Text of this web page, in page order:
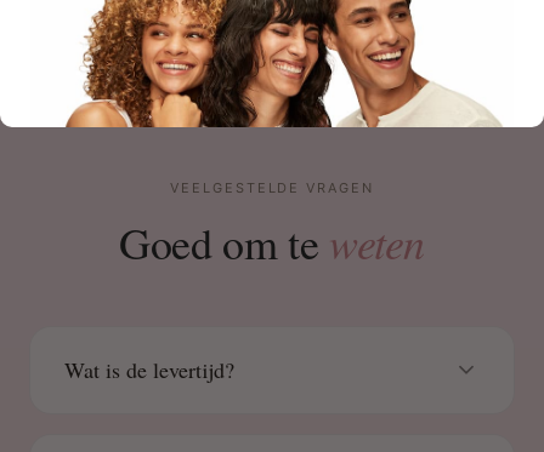
VEELGESTELDE VRAGEN
Goed om te weten
Wat is de levertijd?